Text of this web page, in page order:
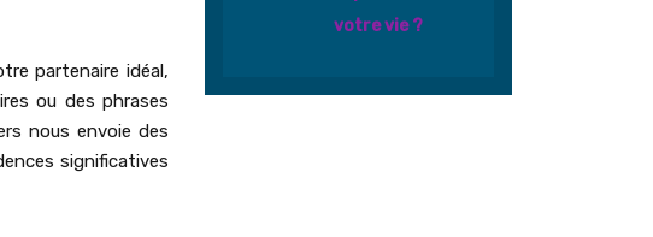
partenaire idéal,
ou des phrases
nous envoie des
significatives
votre vie ?